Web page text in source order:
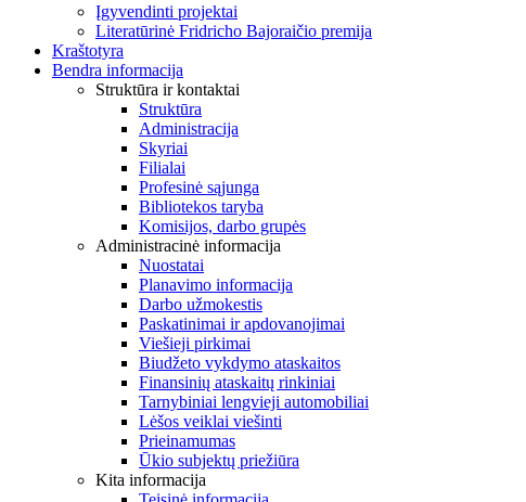
Įgyvendinti projektai
Literatūrinė Fridricho Bajoraičio premija
Kraštotyra
Bendra informacija
Struktūra ir kontaktai
Struktūra
Administracija
Skyriai
Filialai
Profesinė sąjunga
Bibliotekos taryba
Komisijos, darbo grupės
Administracinė informacija
Nuostatai
Planavimo informacija
Darbo užmokestis
Paskatinimai ir apdovanojimai
Viešieji pirkimai
Biudžeto vykdymo ataskaitos
Finansinių ataskaitų rinkiniai
Tarnybiniai lengvieji automobiliai
Lėšos veiklai viešinti
Prieinamumas
Ūkio subjektų priežiūra
Kita informacija